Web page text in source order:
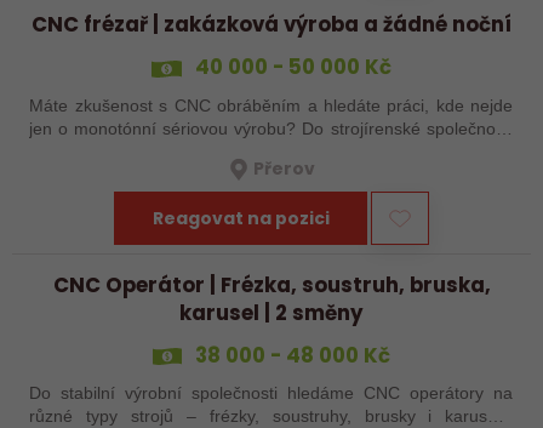
CNC frézař | zakázková výroba a žádné noční
40 000 - 50 000 Kč
Máte zkušenost s CNC obráběním a hledáte práci, kde nejde
jen o monotónní sériovou výrobu? Do strojírenské společnosti
Přerov
Reagovat na pozici
CNC Operátor | Frézka, soustruh, bruska,
karusel | 2 směny
38 000 - 48 000 Kč
Do stabilní výrobní společnosti hledáme CNC operátory na
různé typy strojů – frézky, soustruhy, brusky i karusely.